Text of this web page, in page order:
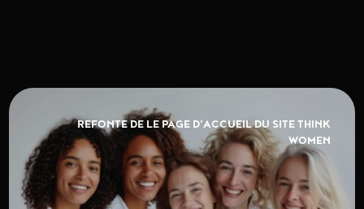
REFONTE DE LE PAGE D'ACCUEIL DU SITE THINK
WOMEN